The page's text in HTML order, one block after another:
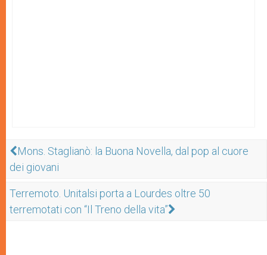
Mons. Staglianò: la Buona Novella, dal pop al cuore
dei giovani
Terremoto. Unitalsi porta a Lourdes oltre 50
terremotati con “Il Treno della vita”